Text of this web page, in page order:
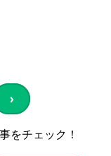
›
をチェック！